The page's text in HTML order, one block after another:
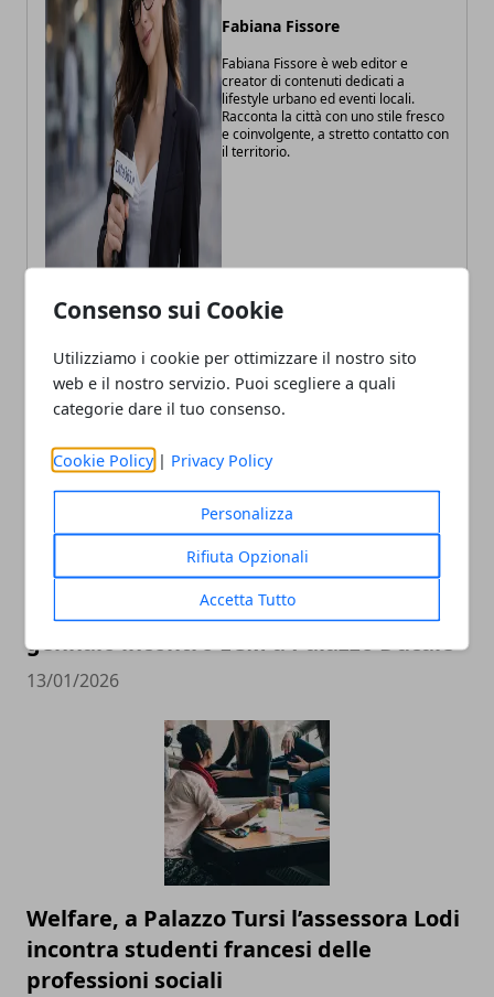
Consenso sui Cookie
Utilizziamo i cookie per ottimizzare il nostro sito
web e il nostro servizio. Puoi scegliere a quali
categorie dare il tuo consenso.
Cookie Policy | Privacy Policy
Personalizza
Rifiuta Opzionali
Accetta Tutto
Fabiana Fissore
Fabiana Fissore è web editor e
creator di contenuti dedicati a
lifestyle urbano ed eventi locali.
Racconta la città con uno stile fresco
e coinvolgente, a stretto contatto con
il territorio.
ARTICOLI CORRELATI
Stile di vita, ambiente e salute: il 14
gennaio incontro ECM a Palazzo Ducale
13/01/2026
Welfare, a Palazzo Tursi l’assessora Lodi
incontra studenti francesi delle
professioni sociali